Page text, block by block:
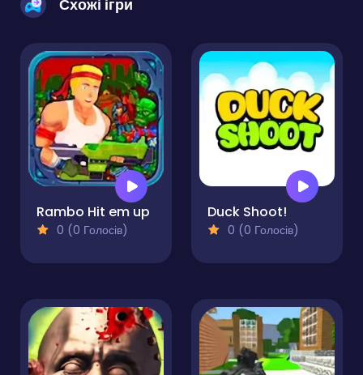
Схожі ігри
Rambo Hit em up
0 (0 Голосів)
Duck Shoot!
0 (0 Голосів)